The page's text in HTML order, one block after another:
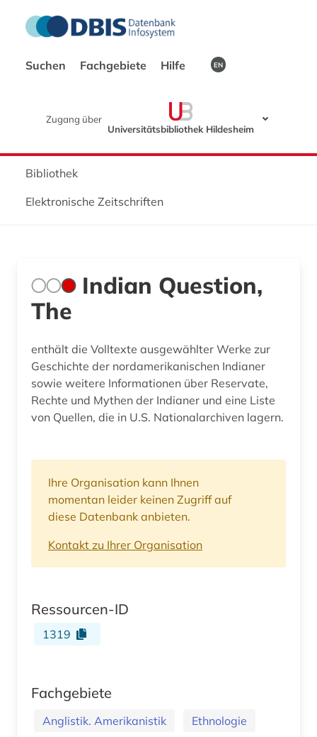
Suchen Fachgebiete Hilfe EN
Zugang über
Universitätsbibliothek Hildesheim
Bibliothek
Elektronische Zeitschriften
Indian Question,
The
enthält die Volltexte ausgewählter Werke zur
Geschichte der nordamerikanischen Indianer
sowie weitere Informationen über Reservate,
Rechte und Mythen der Indianer und eine Liste
von Quellen, die in U.S. Nationalarchiven lagern.
Ihre Organisation kann Ihnen
momentan leider keinen Zugriff auf
diese Datenbank anbieten.
Kontakt zu Ihrer Organisation
Ressourcen-ID
1319
Fachgebiete
Anglistik. Amerikanistik
Ethnologie